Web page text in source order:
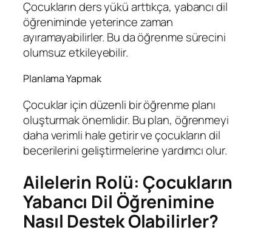
Çocukların ders yükü arttıkça, yabancı dil
öğreniminde yeterince zaman
ayıramayabilirler. Bu da öğrenme sürecini
olumsuz etkileyebilir.
Planlama Yapmak
Çocuklar için düzenli bir öğrenme planı
oluşturmak önemlidir. Bu plan, öğrenmeyi
daha verimli hale getirir ve çocukların dil
becerilerini geliştirmelerine yardımcı olur.
Ailelerin Rolü: Çocukların
Yabancı Dil Öğrenimine
Nasıl Destek Olabilirler?